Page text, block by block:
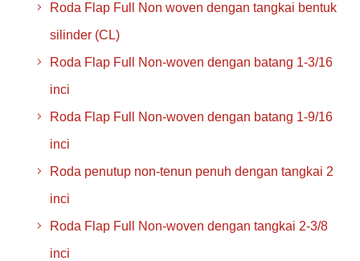
Roda Flap Full Non woven dengan tangkai bentuk
silinder (CL)
Roda Flap Full Non-woven dengan batang 1-3/16
inci
Roda Flap Full Non-woven dengan batang 1-9/16
inci
Roda penutup non-tenun penuh dengan tangkai 2
inci
Roda Flap Full Non-woven dengan tangkai 2-3/8
inci